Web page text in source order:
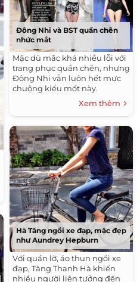
Đông Nhi và BST quần chẽn
nhức mắt
Mặc dù mắc khá nhiều lỗi với
trang phục quần chẽn, nhưng
Đông Nhi vẫn luôn hết mực
chuộng kiểu mốt này.
Xem thêm
Hà Tăng ngồi xe đạp, mặc đẹp
như Aundrey Hepburn
Với quần lỡ, áo thun ngồi xe
đạp, Tăng Thanh Hà khiến
nhiều người liên tưởng đến